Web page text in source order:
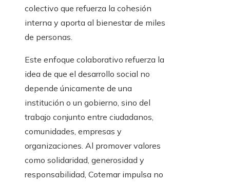
colectivo que refuerza la cohesión
interna y aporta al bienestar de miles
de personas.
Este enfoque colaborativo refuerza la
idea de que el desarrollo social no
depende únicamente de una
institución o un gobierno, sino del
trabajo conjunto entre ciudadanos,
comunidades, empresas y
organizaciones. Al promover valores
como solidaridad, generosidad y
responsabilidad, Cotemar impulsa no